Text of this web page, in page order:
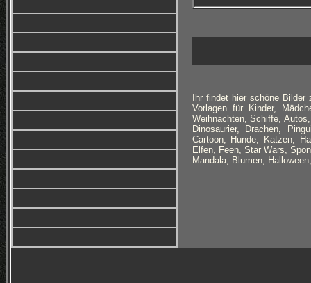
Ihr findet hier schöne
Vorlagen für Kinder,
Weihnachten, Schiffe,
Dinosaurier, Drachen,
Cartoon, Hunde, Katzen,
Elfen, Feen, Star Wars,
Mandala, Blumen,